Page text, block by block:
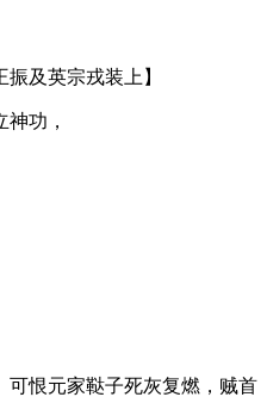
振及英宗戎装上】
功，
可恨元家鞑子死灰复燃，贼首